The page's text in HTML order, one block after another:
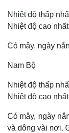
Nhiệt độ thấp
Nhiệt độ cao
Có mây, ngày
Nam Bộ
Nhiệt độ thấp
Nhiệt độ cao
Có mây, ngày
và dông vài nơi.